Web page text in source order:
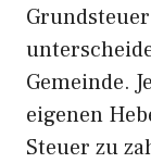
Gemeinde.
eigenen
Steuer zu